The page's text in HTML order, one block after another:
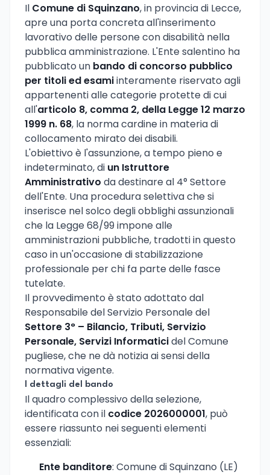
Il Comune di Squinzano, in provincia di Lecce,
apre una porta concreta all'inserimento
lavorativo delle persone con disabilità nella
pubblica amministrazione. L'Ente salentino ha
pubblicato un bando di concorso pubblico
per titoli ed esamiinteramente riservato agli
appartenenti alle categorie protette di cui
all'articolo 8, comma 2, della Legge 12 marzo
1999 n. 68, la norma cardine in materia di
collocamento mirato dei disabili.
L'obiettivo è l'assunzione, a tempo pieno e
indeterminato, di un Istruttore
Amministrativo da destinare al 4° Settore
dell'Ente. Una procedura selettiva che si
inserisce nel solco degli obblighi assunzionali
che la Legge 68/99 impone alle
amministrazioni pubbliche, tradotti in questo
caso in un'occasione di stabilizzazione
professionale per chi fa parte delle fasce
tutelate.
Il provvedimento è stato adottato dal
Responsabile del Servizio Personale del
Settore 3° – Bilancio, Tributi, Servizio
Personale, Servizi Informaticidel Comune
pugliese, che ne dà notizia ai sensi della
normativa vigente.
I dettagli del bando
Il quadro complessivo della selezione,
identificata con il codice 2026000001, può
essere riassunto nei seguenti elementi
essenziali:
Ente banditore: Comune di Squinzano (LE)